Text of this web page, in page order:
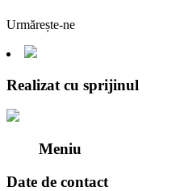
Urmărește-ne
Realizat cu sprijinul
Meniu
Date de contact